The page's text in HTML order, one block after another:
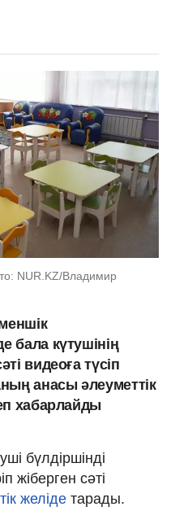
NUR.KZ/Владимир
бала күтушінің
видеоға түсіп
анасы әлеуметтік
хабарлайды
бүлдіршінді
жіберген сәті
желіде тарады.